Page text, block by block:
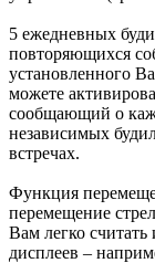
5 ежедневных
повторяющихся
установленного
можете
сообщающий о
независимых
встречах.
Функция
перемещение
Вам легко
дисплеев –